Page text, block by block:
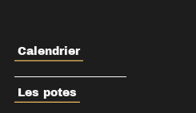
Calendrier
Les potes